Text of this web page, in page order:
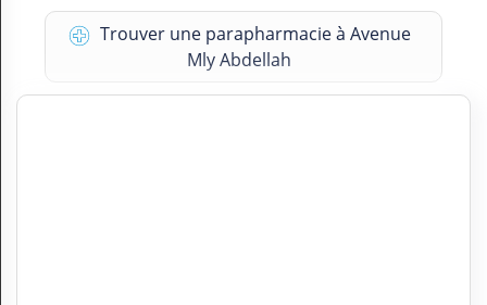
Trouver une parapharmacie à Avenue
Mly Abdellah